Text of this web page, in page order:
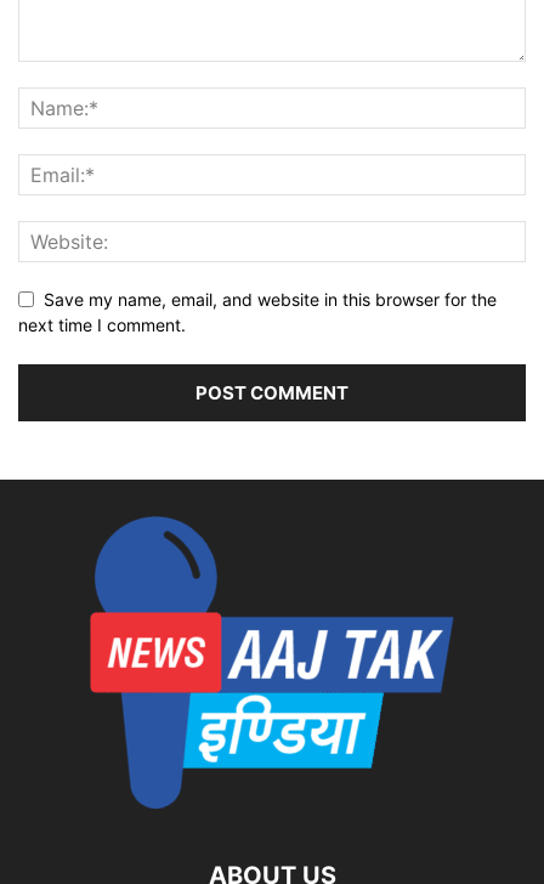
Save my name, email, and website in this browser for the
next time I comment.
ABOUT US